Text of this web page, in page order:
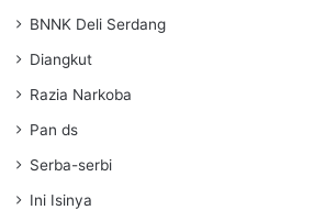
BNNK Deli Serdang
Diangkut
Razia Narkoba
Pan ds
Serba-serbi
Ini Isinya